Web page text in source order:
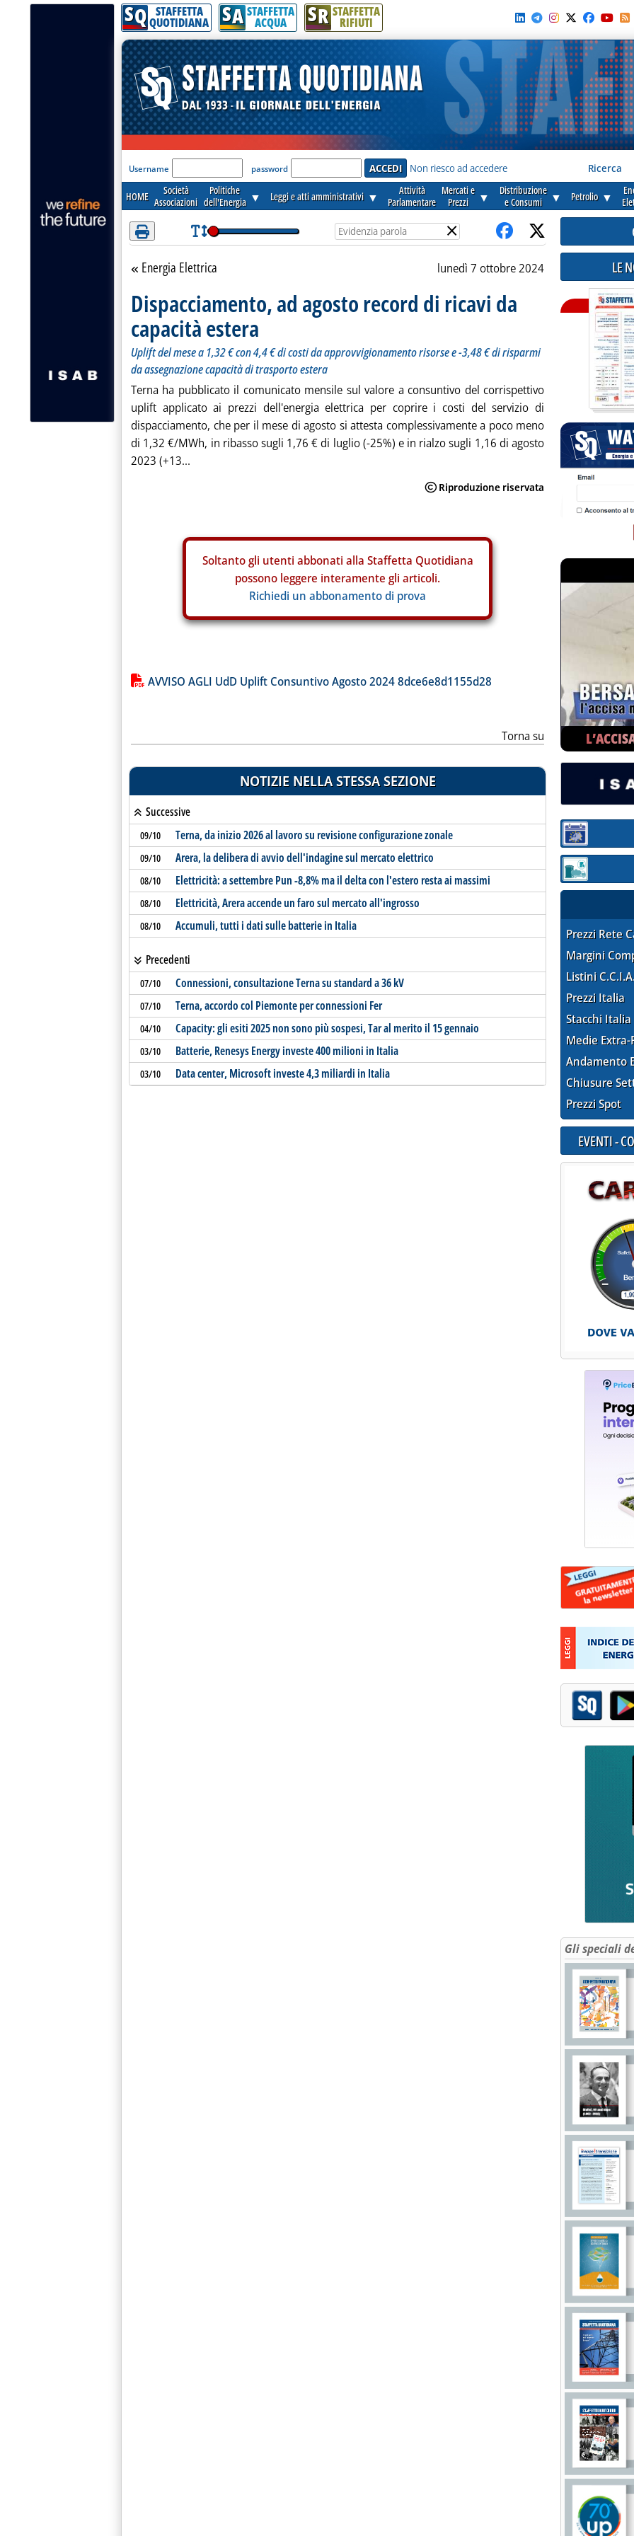
Attenzione! Esegui l'accesso per lèggere interamente la notizia.
SQ STAFFETTA
QUOTIDIANA SA STAFFETTA
ACQUA SR STAFFETTA
RIFIUTI
'Modulo Login per accedere'
Username password Non riesco ad accedere Ricerca
HOME
Società
Associazioni
Politiche
dell'Energia ▼ Leggi e atti amministrativi ▼
Attività
Parlamentare
Mercati e
Prezzi
▼
Distribuzione
e Consumi
▼ Petrolio ▼
×
Torna alla sezione
Energia Elettrica lunedì 7 ottobre 2024
Dispacciamento, ad agosto record di ricavi da
capacità estera
Uplift del mese a 1,32 € con 4,4 € di costi da approvvigionamento risorse e -3,48 € di risparmi
da assegnazione capacità di trasporto estera
Terna ha pubblicato il comunicato mensile sul valore a consuntivo del corrispettivo
uplift applicato ai prezzi dell'energia elettrica per coprire i costi del servizio di
dispacciamento, che per il mese di agosto si attesta complessivamente a poco meno
di 1,32 €/MWh, in ribasso sugli 1,76 € di luglio (-25%) e in rialzo sugli 1,16 di agosto
2023 (+13...
Soltanto gli utenti abbonati alla Staffetta Quotidiana
possono leggere interamente gli articoli.
Richiedi un abbonamento di prova
Lista allegati PDF alla notizia
AVVISO AGLI UdD Uplift Consuntivo Agosto 2024 8dce6e8d1155d28
Torna su
NOTIZIE NELLA STESSA SEZIONE
Successive
09/10 Terna, da inizio 2026 al lavoro su revisione configurazione zonale
09/10 Arera, la delibera di avvio dell'indagine sul mercato elettrico
08/10 Elettricità: a settembre Pun -8,8% ma il delta con l'estero resta ai massimi
08/10 Elettricità, Arera accende un faro sul mercato all'ingrosso
08/10 Accumuli, tutti i dati sulle batterie in Italia
Precedenti
07/10 Connessioni, consultazione Terna su standard a 36 kV
07/10 Terna, accordo col Piemonte per connessioni Fer
04/10 Capacity: gli esiti 2025 non sono più sospesi, Tar al merito il 15 gennaio
03/10 Batterie, Renesys Energy investe 400 milioni in Italia
03/10 Data center, Microsoft investe 4,3 miliardi in Italia
LE
Sezione:
Sezione:
Prezzi Rete
Margini
Listini
Prezzi Italia
Stacchi Italia
Medie Extra-
Andamento
Chiusure
Prezzi Spot
EVENTI -
Gli speciali